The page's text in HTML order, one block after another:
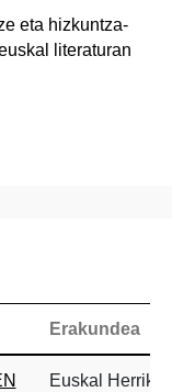
eta hizkuntza-
literaturan
Erakundea
Euskal Herriko